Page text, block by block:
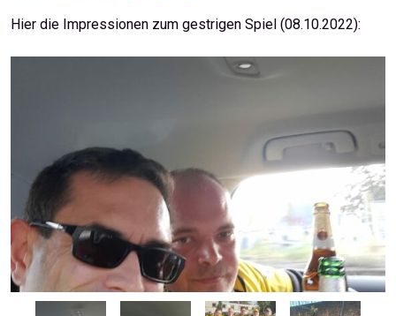
Hier die Impressionen zum gestrigen Spiel (08.10.2022):